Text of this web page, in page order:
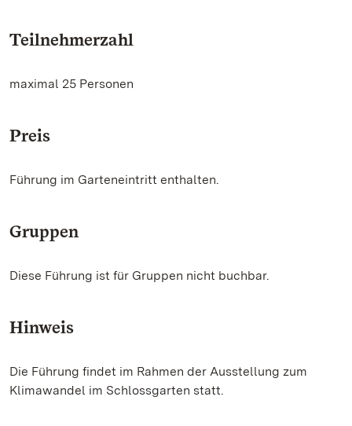
Teilnehmerzahl
maximal 25 Personen
Preis
Führung im Garteneintritt enthalten.
Gruppen
Diese Führung ist für Gruppen nicht buchbar.
Hinweis
Die Führung findet im Rahmen der Ausstellung zum
Klimawandel im Schlossgarten statt.